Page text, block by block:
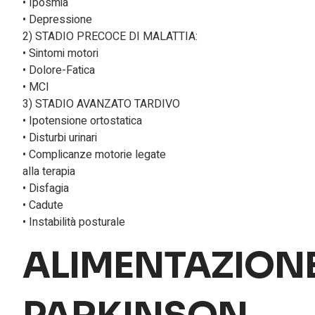
• Depressione
2) STADIO PRECOCE DI MALATTIA:
• Sintomi motori
• Dolore-Fatica
• MCI
3) STADIO AVANZATO TARDIVO
• Ipotensione ortostatica
• Disturbi urinari
• Complicanze motorie legate
alla terapia
• Disfagia
• Cadute
• Instabilità posturale